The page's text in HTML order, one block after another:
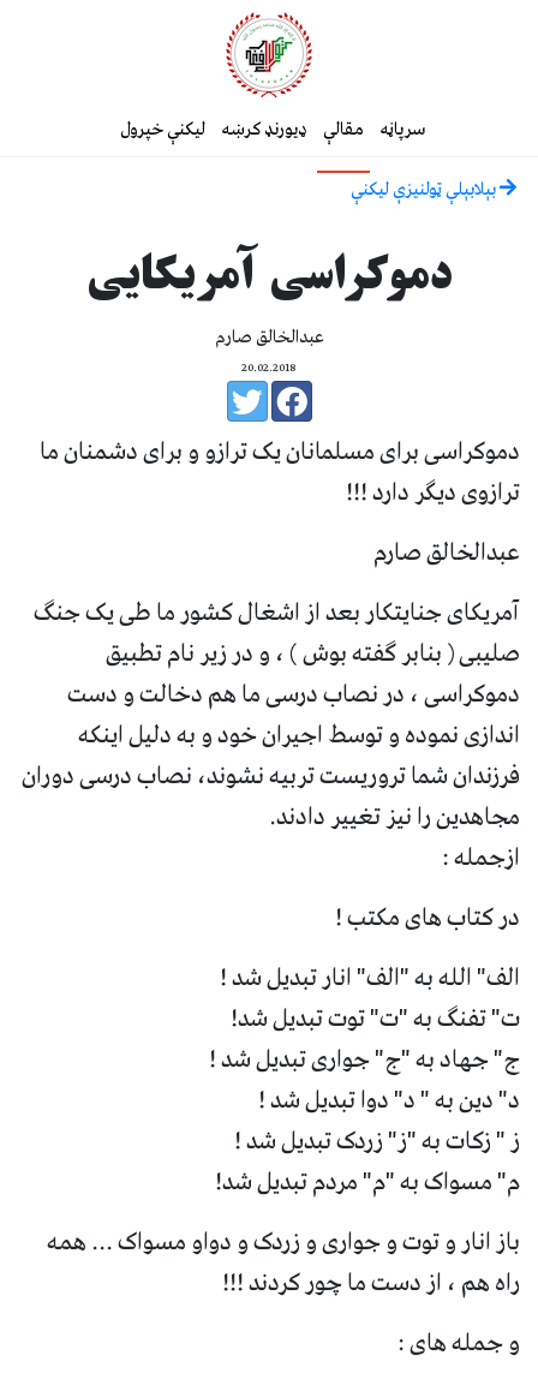
سرپاڼه مقالې ډیورنډ کرښه لیکنې خپرول
بېلابېلې ټولنيزې ليکنې
دموکراسی آمریکایی
عبدالخالق صارم
20.02.2018
دموکراسی برای مسلمانان یک ترازو و برای دشمنان ما
ترازوی دیگر دارد !!!
عبدالخالق صارم
آمریکای جنایتکار بعد از اشغال کشور ما طی یک جنگ
صلیبی ( بنابر گفته بوش ) ، و در زیر نام تطبیق
دموکراسی ، در نصاب درسی ما هم دخالت و دست
اندازی نموده و توسط اجیران خود و به دلیل اینکه
فرزندان شما تروریست تربیه نشوند، نصاب درسی دوران
مجاهدین را نیز تغییر دادند.
ازجمله :
در کتاب های مکتب !
الف" الله به "الف" انار تبدیل شد !
ت" تفنگ به "ت" توت تبدیل شد!
ج" جهاد به "ج" جواری تبدیل شد !
د" دین به " د" دوا تبدیل شد !
ز " زکات به "ز" زردک تبدیل شد !
م" مسواک به "م" مردم تبدیل شد!
باز انار و توت و جواری و زردک و دواو مسواک ... همه
راه هم ، از دست ما چور کردند !!!
و جمله های :